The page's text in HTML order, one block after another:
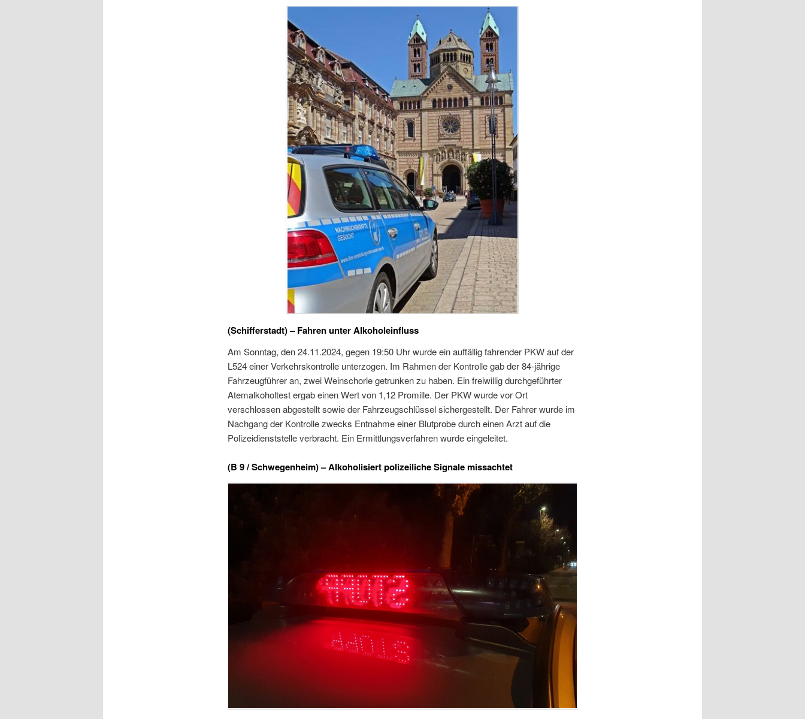
(Schifferstadt) – Fahren unter Alkoholeinfluss
Am Sonntag, den 24.11.2024, gegen 19:50 Uhr wurde ein auffällig fahrender PKW auf der
L524 einer Verkehrskontrolle unterzogen. Im Rahmen der Kontrolle gab der 84-jährige
Fahrzeugführer an, zwei Weinschorle getrunken zu haben. Ein freiwillig durchgeführter
Atemalkoholtest ergab einen Wert von 1,12 Promille. Der PKW wurde vor Ort
verschlossen abgestellt sowie der Fahrzeugschlüssel sichergestellt. Der Fahrer wurde im
Nachgang der Kontrolle zwecks Entnahme einer Blutprobe durch einen Arzt auf die
Polizeidienststelle verbracht. Ein Ermittlungsverfahren wurde eingeleitet.
(B 9 / Schwegenheim) – Alkoholisiert polizeiliche Signale missachtet